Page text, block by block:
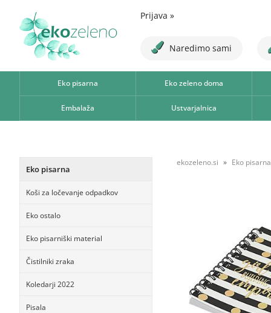
Prijava »
Naredimo sami
Eko pisarna Eko zeleno doma
Embalaža Ustvarjalnica
Eko pisarna
Koši za ločevanje odpadkov
Eko ostalo
Eko pisarniški material
Čistilniki zraka
Koledarji 2022
Pisala
ekozeleno.si Eko pisarna